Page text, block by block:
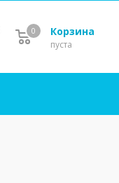
Корзина
пуста
0